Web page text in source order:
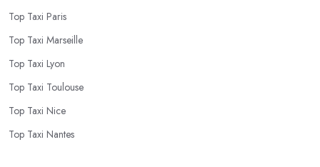
Top Taxi Paris
Top Taxi Marseille
Top Taxi Lyon
Top Taxi Toulouse
Top Taxi Nice
Top Taxi Nantes